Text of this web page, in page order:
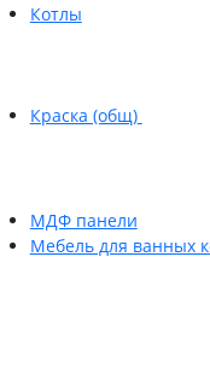
Котлы
Краска (общ)
МДФ панели
Мебель для ванных